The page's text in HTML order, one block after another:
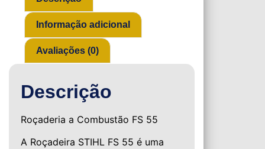
Informação adicional
Avaliações (0)
Descrição
Roçaderia a Combustão FS 55
A Roçadeira STIHL FS 55 é uma